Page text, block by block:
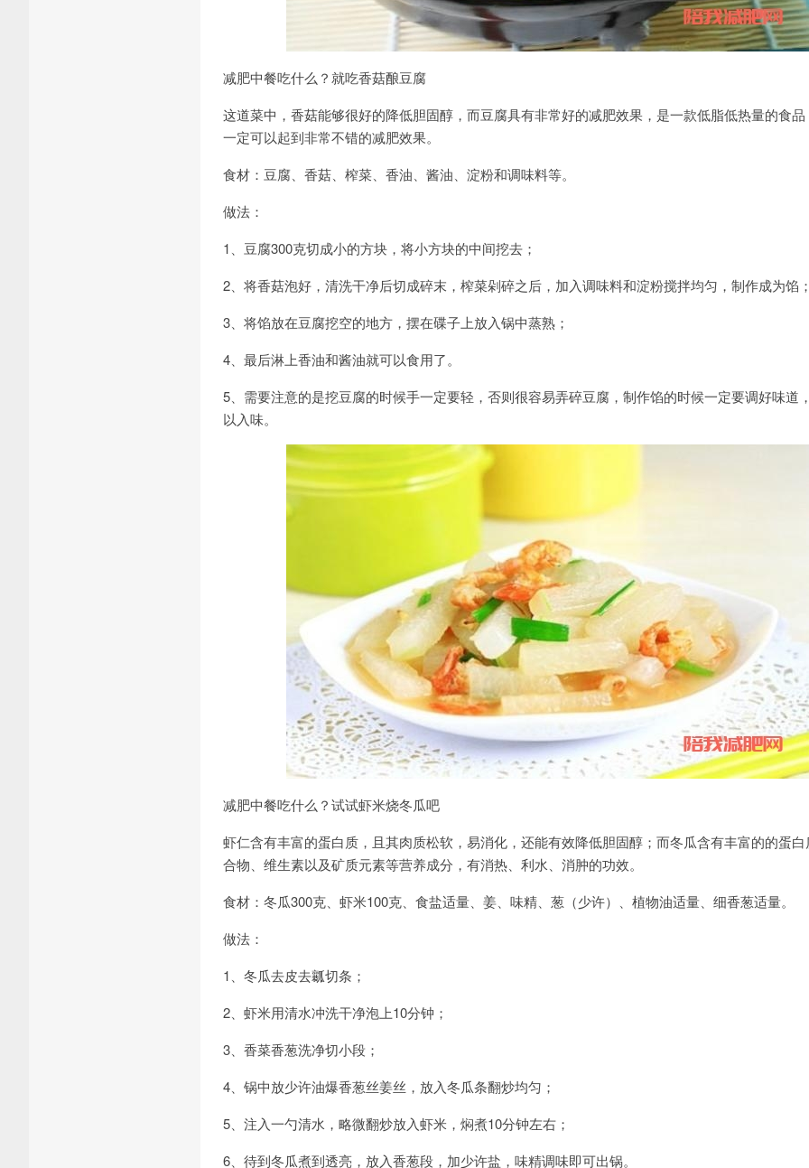
减肥中餐吃什么？就吃香菇酿豆腐
这道菜中，香菇能够很好的降低胆固醇，而豆腐具有非常好的减肥效果，是一款低脂低热量的食
一定可以起到非常不错的减肥效果。
食材：豆腐、香菇、榨菜、香油、酱油、淀粉和调味料等。
做法：
1、豆腐300克切成小的方块，将小方块的中间挖去；
2、将香菇泡好，清洗干净后切成碎末，榨菜剁碎之后，加入调味料和淀粉搅拌均匀，制作成为馅；
3、将馅放在豆腐挖空的地方，摆在碟子上放入锅中蒸熟；
4、最后淋上香油和酱油就可以食用了。
5、需要注意的是挖豆腐的时候手一定要轻，否则很容易弄碎豆腐，制作馅的时候一定要调好味道
以入味。
减肥中餐吃什么？试试虾米烧冬瓜吧
虾仁含有丰富的蛋白质，且其肉质松软，易消化，还能有效降低胆固醇；而冬瓜含有丰富的的蛋
合物、维生素以及矿质元素等营养成分，有消热、利水、消肿的功效。
食材：冬瓜300克、虾米100克、食盐适量、姜、味精、葱（少许）、植物油适量、细香葱适量。
做法：
1、冬瓜去皮去瓤切条；
2、虾米用清水冲洗干净泡上10分钟；
3、香菜香葱洗净切小段；
4、锅中放少许油爆香葱丝姜丝，放入冬瓜条翻炒均匀；
5、注入一勺清水，略微翻炒放入虾米，焖煮10分钟左右；
6、待到冬瓜煮到透亮，放入香葱段，加少许盐，味精调味即可出锅。